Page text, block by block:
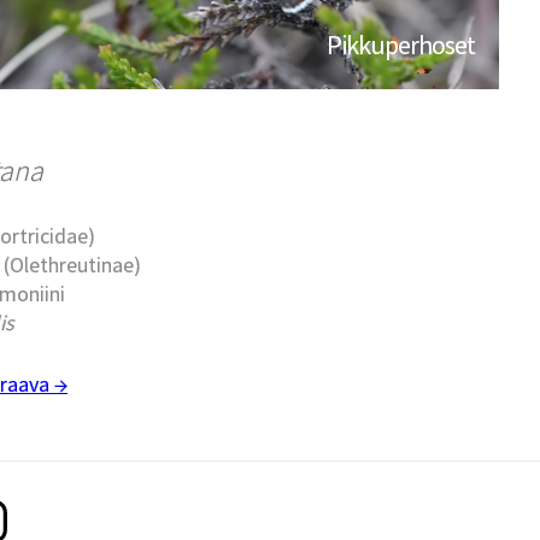
Pikkuperhoset
→